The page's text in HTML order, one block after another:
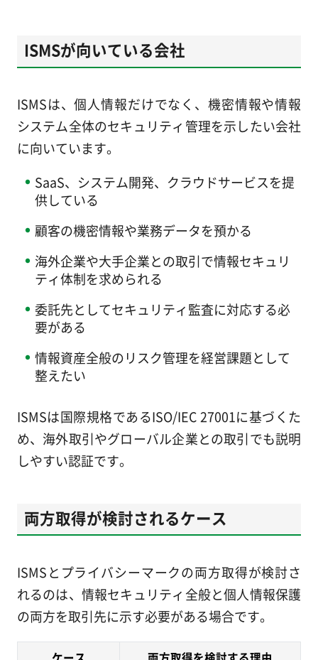
ISMSが向いている会社
ISMSは、個人情報だけでなく、機密情報や情報
システム全体のセキュリティ管理を示したい会社
に向いています。
SaaS、システム開発、クラウドサービスを提
供している
顧客の機密情報や業務データを預かる
海外企業や大手企業との取引で情報セキュリ
ティ体制を求められる
委託先としてセキュリティ監査に対応する必
要がある
情報資産全般のリスク管理を経営課題として
整えたい
ISMSは国際規格であるISO/IEC 27001に基づくた
め、海外取引やグローバル企業との取引でも説明
しやすい認証です。
両方取得が検討されるケース
ISMSとプライバシーマークの両方取得が検討さ
れるのは、情報セキュリティ全般と個人情報保護
の両方を取引先に示す必要がある場合です。